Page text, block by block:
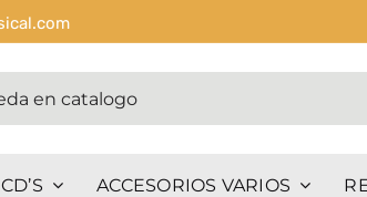
ACCESORIOS VARIOS